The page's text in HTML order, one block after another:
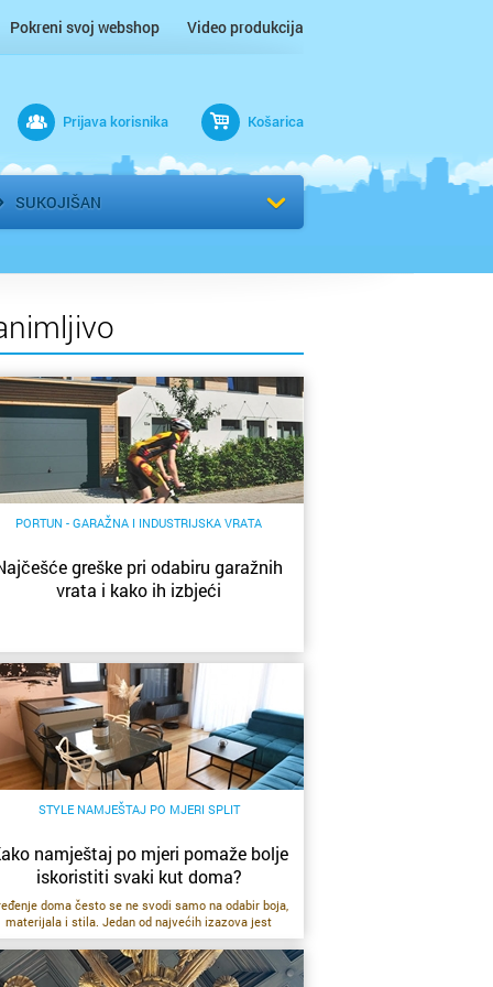
Pokreni svoj webshop Video produkcija
Prijava korisnika Košarica
SUKOJIŠAN
PORTUN - GARAŽNA I INDUSTRIJSKA VRATA
greške pri odabiru garažnih
vrata i kako ih izbjeći
SAZNAJ VIŠE
STYLE NAMJEŠTAJ PO MJERI SPLIT
namještaj po mjeri pomaže bolje
iskoristiti svaki kut doma?
doma često se ne svodi samo na odabir boja,
materijala i stila. Jedan od najvećih izazova jest
pronaći namještaj koji će odgovarati stvarnim
dimenzijama prostora, svakodnevnim navikama
ukućana i količini stvari koje treba uredno